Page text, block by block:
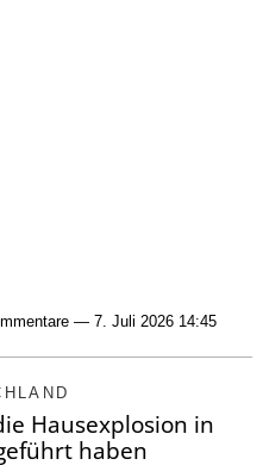
— 7. Juli 2026 14:45
Hausexplosion in
haben